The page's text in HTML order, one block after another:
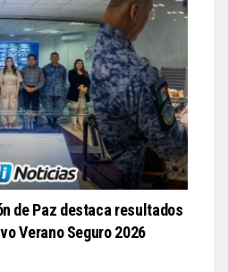
de Paz destaca resultados
Verano Seguro 2026